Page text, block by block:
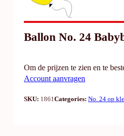
Ballon No. 24
Om de prijzen te zien en te
Account aanvragen
SKU: 1861 Categories: No. 24 op